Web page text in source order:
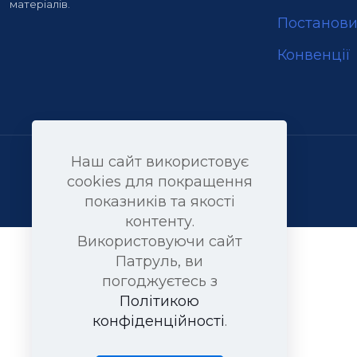
матеріалів.
Постанови
Конвенції
Наш сайт використовує
cookies для покращення
показників та якості
контенту.
Використовуючи сайт
Патруль, ви
погоджуєтесь з
Політикою
конфіденційності.